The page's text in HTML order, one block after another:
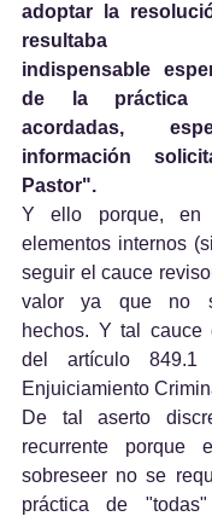
adoptar la
resultaba
indispensable
de la práctica
acordadas,
información
Pastor".
Y ello porque, en
elementos internos
seguir el cauce
valor ya que no
hechos. Y tal cauce
del artículo
Enjuiciamiento
De tal aserto
recurrente porque
sobreseer no se
práctica de